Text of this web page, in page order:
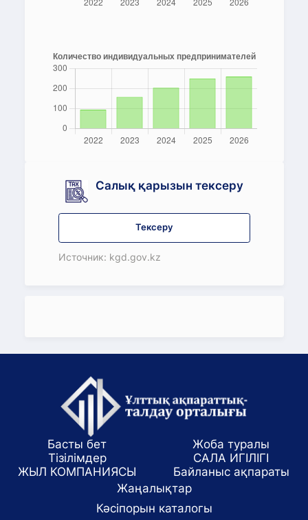
Салық қарызын тексеру
Тексеру
Источник: kgd.gov.kz
Басты бет
Жоба туралы
Тізілімдер
САЛА ИГІЛІГІ
ЖЫЛ КОМПАНИЯСЫ
Байланыс ақпараты
Жаңалықтар
Кәсіпорын каталогы